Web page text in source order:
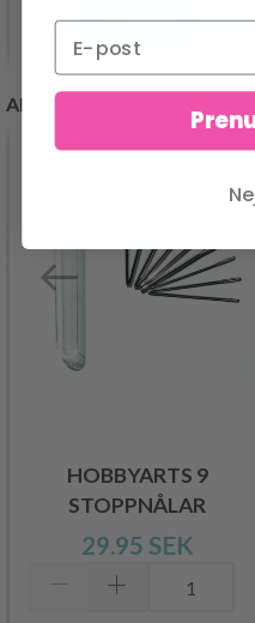
Se produkt
ANDRA KUNDER KÖPTE
HOBBYARTS 9
STOPPNÅLAR
29.95 SEK